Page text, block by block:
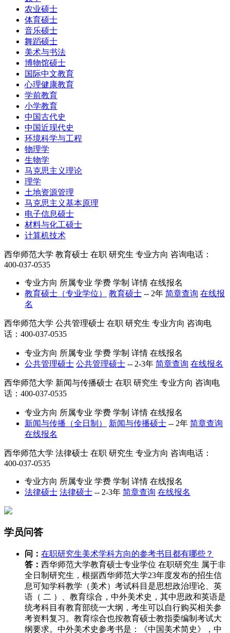
农业硕士
体育硕士
音乐硕士
舞蹈硕士
美术与书法
博物馆硕士
国际中文教育
心理健康教育
学前教育
小学教育
中国古代史
中国近现代史
环境科学与工程
物理学
生物学
马克思主义理论
理学
土地资源管理
马克思主义基本原理
电子信息硕士
材料与化工硕士
计算机技术
西华师范大学 教育硕士 在职 研究生 专业方向 咨询电话：
400-037-0535
专业方向 所属专业 学费 学制 详情 在线报名
教育硕士（专业学位）
教育硕士 -- 2年 简章查询 在线报
名
西华师范大学 公共管理硕士 在职 研究生 专业方向 咨询电
话：400-037-0535
专业方向 所属专业 学费 学制 详情 在线报名
公共管理硕士 公共管理硕士 -- 2-3年 简章查询 在线报名
西华师范大学 新闻与传播硕士 在职 研究生 专业方向 咨询电
话：400-037-0535
专业方向 所属专业 学费 学制 详情 在线报名
新闻与传播（全日制）
新闻与传播硕士 -- 2年 简章查询
在线报名
西华师范大学 法律硕士 在职 研究生 专业方向 咨询电话：
400-037-0535
专业方向 所属专业 学费 学制 详情 在线报名
法律硕士 法律硕士 -- 2-3年 简章查询 在线报名
学员问答
问： 在职研究生美术学科方向的参考书目都有哪些？
答： 西华师范大学教育硕士专业学位 在职研究生 属于非
全日制研究生，根据西华师范大学23年度发布的招生信
息可知学科教学（美术）考试科目是思想政治理论、英
语（ 二 ）、教育综合，中外美术史，其中思政和英语是
统考科目有教育部统一大纲，考生可以自行购买相关参
考资料复习。教育综合也按教育硕士教指委编制考试大
纲要求。中外美术史参考书是：《中国美术简史》，中